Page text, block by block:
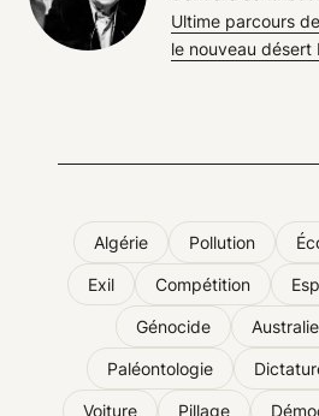
Ultime parcours
le nouveau désert
Algérie Pollution
Exil Compétition
Génocide Australie
Paléontologie
Voiture Pillage